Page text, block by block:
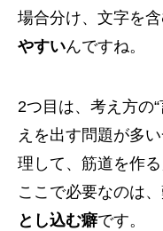
場合分け、文字を含
やすいんですね。
2つ目は、考え方の
えを出す問題が多
理して、筋道を作る
ここで必要なのは
とし込む癖です。